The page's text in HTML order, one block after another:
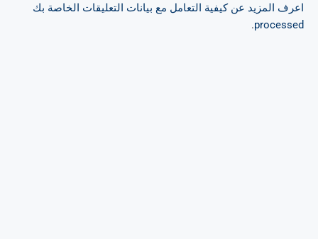
اعرف المزيد عن كيفية التعامل مع بيانات التعليقات الخاصة بك
processed
.